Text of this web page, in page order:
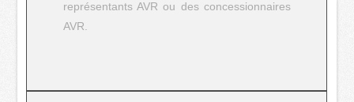
représentants AVR ou des concessionnaires
AVR.